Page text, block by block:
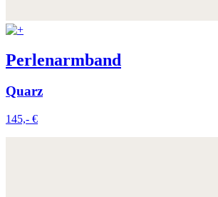
Perlenarmband
Quarz
145,- €